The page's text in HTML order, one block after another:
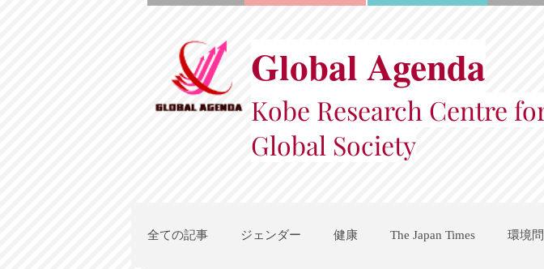
Global Agenda
Kobe Research Centre
Global Society
全ての記事 ジェンダー 健康 The Japan Times 環境